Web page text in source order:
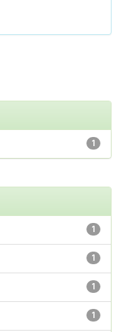
1
1
1
1
1